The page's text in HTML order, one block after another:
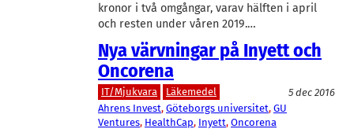
kronor i två omgångar, varav hälften i april
och resten under våren 2019.…
Nya värvningar på Inyett och
Oncorena
IT/Mjukvara Läkemedel
5 dec 2016
Ahrens Invest, Göteborgs universitet, GU
Ventures, HealthCap, Inyett, Oncorena